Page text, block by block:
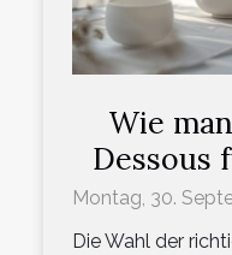
Wie
Dessous
Montag, 30.
Die Wahl der